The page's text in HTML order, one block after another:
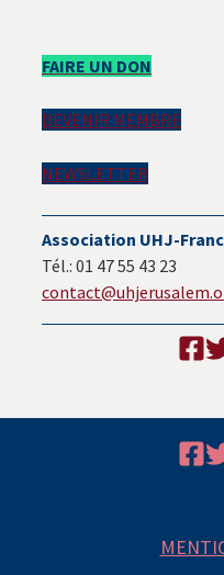
Barre
principale
FAIRE UN DON
DEVENIR MEMBRE
NEWSLETTER
Association UHJ-
Tél.: 01 47 55 43 23